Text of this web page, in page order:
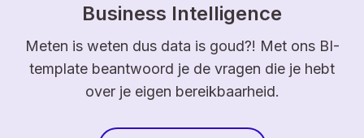
Business Intelligence
Meten is weten dus data is goud?! Met ons BI-
template beantwoord je de vragen die je hebt
over je eigen bereikbaarheid.